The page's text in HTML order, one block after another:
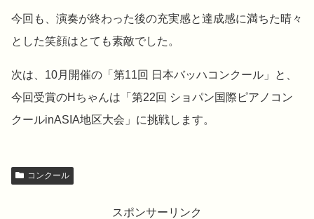
今回も、演奏が終わった後の充実感と達成感に満ちた晴々
とした笑顔はとても素敵でした。
次は、10月開催の「第11回 日本バッハコンクール」と、
今回受賞のHちゃんは「第22回 ショパン国際ピアノコン
クールinASIA地区大会」に挑戦します。
コンクール
スポンサーリンク